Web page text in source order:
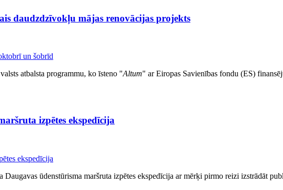
daudzdzīvokļu mājas renovācijas projekts
atbalsta programmu, ko īsteno "Altum" ar Eiropas Savienības fondu (ES)
izpētes ekspedīcija
ūdenstūrisma maršruta izpētes ekspedīcija ar mērķi pirmo reizi izstrādāt